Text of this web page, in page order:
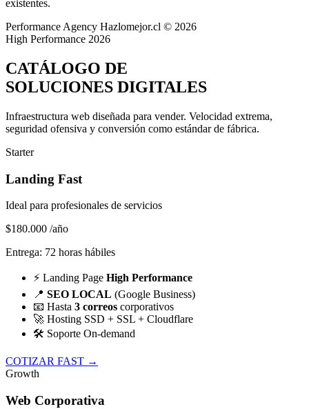
existentes.
Performance Agency Hazlomejor.cl © 2026
High Performance 2026
CATÁLOGO DE
SOLUCIONES DIGITALES
Infraestructura web diseñada para vender. Velocidad extrema,
seguridad ofensiva y conversión como estándar de fábrica.
Starter
Landing Fast
Ideal para profesionales de servicios
$180.000 /año
Entrega: 72 horas hábiles
⚡ Landing Page High Performance
📍 SEO LOCAL (Google Business)
📧 Hasta 3 correos corporativos
🚀 Hosting SSD + SSL + Cloudflare
🛠️ Soporte On-demand
COTIZAR FAST →
Growth
Web Corporativa